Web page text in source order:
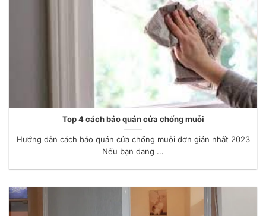
Top 4 cách bảo quản cửa chống muỗi
Hướng dẫn cách bảo quản cửa chống muỗi đơn giản nhất 2023
Nếu bạn đang ...